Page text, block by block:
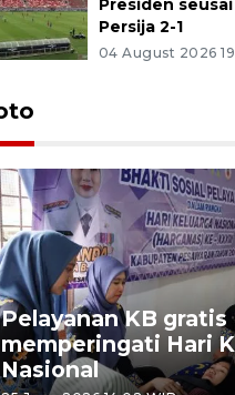
Presiden
Persija 2-1
04 August 2026
Pelayanan KB gratis
memperingati Hari
Nasional